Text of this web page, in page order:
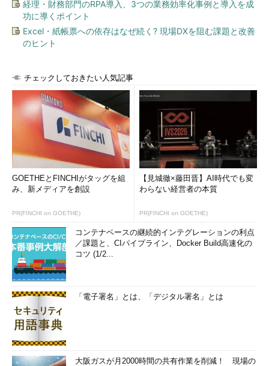
経理・財務部門のRPA導入、3つの業務効率化事例と導入を成
功に導くポイント
Excel・紙帳票への依存はなぜ続く? 現場DXを阻む課題と改善
のヒント
チェックしておきたい人気記事
GOETHEとFINCHIがタッグを組
み、新メディアを創設
PR(FINCHI on GOETHE)
【見城徹×藤田晋】AI時代でも変
わらない経営者の本質
PR(FINCHI on GOETHE)
コンテナベースの継続的インテグレーションの利点
／課題と、CIパイプライン、Docker Build高速化の
コツ (1/2...
「電子署名」とは、「デジタル署名」とは
大阪ガスが月2000時間の共有作業を削減！ 現場の